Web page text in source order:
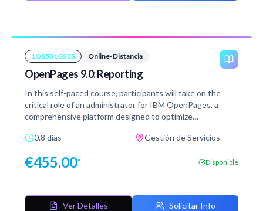
1OS531GSES Online-Distancia
OpenPages 9.0: Reporting
In this self-paced course, participants will take on the
critical role of an administrator for IBM OpenPages, a
comprehensive platform designed to optimize
processes within an organization. Through practical,
configuring and managing reporting features within the
0.8 días Gestión de Servicios
€455.00* Disponible
Ver Detalles Solicitar Info